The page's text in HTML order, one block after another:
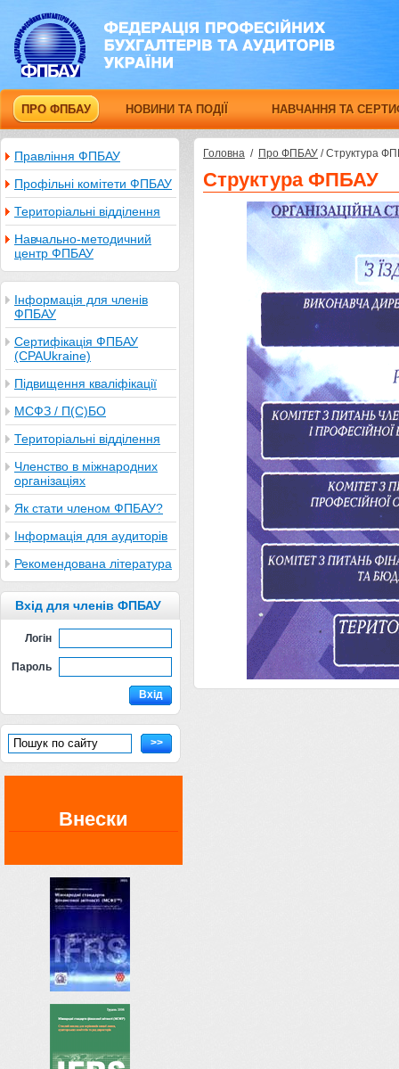
ПРО ФПБАУ НОВИНИ ТА ПОДІЇ НАВЧАННЯ ТА
Правління ФПБАУ
Профільні комітети ФПБАУ
Територіальні відділення
Навчально-методичний
центр ФПБАУ
Інформація для членів
ФПБАУ
Сертифікація ФПБАУ
(CPAUkraine)
Підвищення кваліфікації
МСФЗ / П(С)БО
Територіальні відділення
Членство в міжнародних
організаціях
Як стати членом ФПБАУ?
Інформація для аудиторів
Рекомендована література
Вхід для членів ФПБАУ
Логін
Пароль
Вхід
>>
Внески
Головна / Про ФПБАУ /Структура
Структура ФПБАУ